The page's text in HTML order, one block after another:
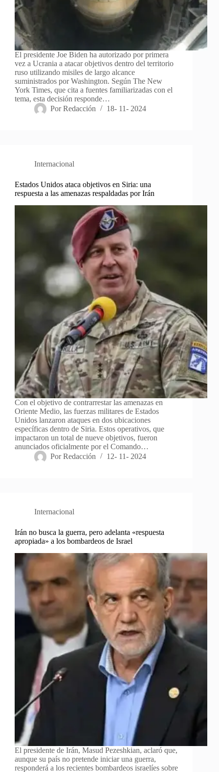
El presidente Joe Biden ha autorizado por primera
vez a Ucrania a atacar objetivos dentro del territorio
ruso utilizando misiles de largo alcance
suministrados por Washington. Según The New
York Times, que cita a fuentes familiarizadas con el
tema, esta decisión responde…
Por Redacción 18- 11- 2024
Internacional
Estados Unidos ataca objetivos en Siria: una
respuesta a las amenazas respaldadas por Irán
Con el objetivo de contrarrestar las amenazas en
Oriente Medio, las fuerzas militares de Estados
Unidos lanzaron ataques en dos ubicaciones
específicas dentro de Siria. Estos operativos, que
impactaron un total de nueve objetivos, fueron
anunciados oficialmente por el Comando…
Por Redacción 12- 11- 2024
Internacional
Irán no busca la guerra, pero adelanta «respuesta
apropiada» a los bombardeos de Israel
El presidente de Irán, Masud Pezeshkian, aclaró que,
aunque su país no pretende iniciar una guerra,
responderá a los recientes bombardeos israelíes sobre